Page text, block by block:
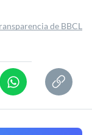
de BBCL